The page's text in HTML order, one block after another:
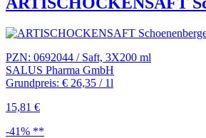
PZN: 0692044 / Saft, 3X200 ml
SALUS Pharma GmbH
Grundpreis: € 26,35 / 1l
15,81 €
-41% **